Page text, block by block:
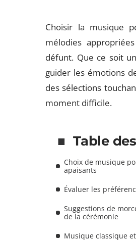
Choisir la musique
mélodies
défunt. Que ce soit
guider les émotions
des sélections
moment difficile.
Table
Choix de musique
apaisants
Évaluer les
Suggestions de
de la cérémonie
Musique classique